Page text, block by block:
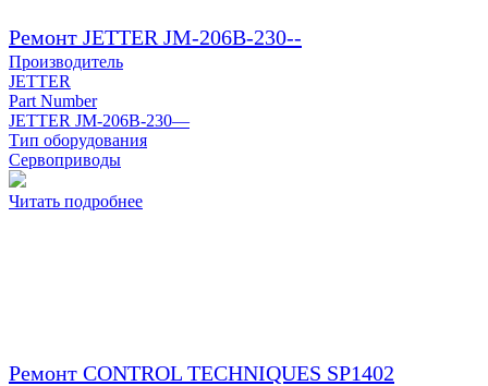
Ремонт JETTER JM-206B-230--
Производитель
JETTER
Part Number
JETTER JM-206B-230—
Тип оборудования
Сервоприводы
Читать подробнее
Ремонт CONTROL TECHNIQUES SP1402